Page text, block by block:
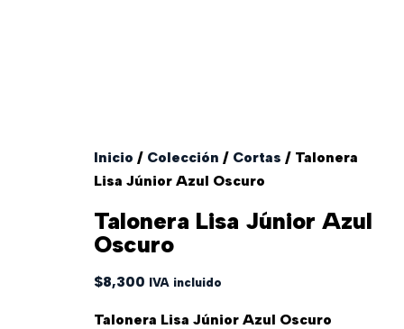
Inicio / Colección / Cortas / Talonera
Lisa Júnior Azul Oscuro
Talonera Lisa Júnior Azul
Oscuro
$8,300 IVA incluido
Talonera Lisa Júnior Azul Oscuro